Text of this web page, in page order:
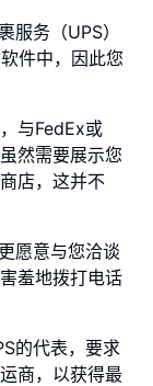
服务（UPS）
件中，因此您
与FedEx或
然需要展示您
店，这并不
愿意与您洽谈
羞地拨打电话
的代表，要求
商，以获得最